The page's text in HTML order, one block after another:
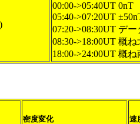
00:00->05:40UT 0nT
05:40->07:20UT
07:20->08:30UT デ
08:30->18:00UT 概
18:00->24:00UT 概
密度変化 速